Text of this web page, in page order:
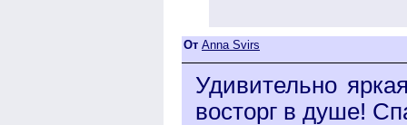
От Anna Svirs
Удивительно
восторг в душе!